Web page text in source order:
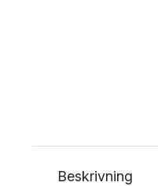
Beskrivning